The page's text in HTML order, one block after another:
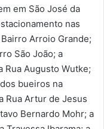
em São José da
nas
Arroio Grande;
São João; a
Augusto Wutke;
bueiros na
Rua Artur de Jesus
Bernardo Mohr; a